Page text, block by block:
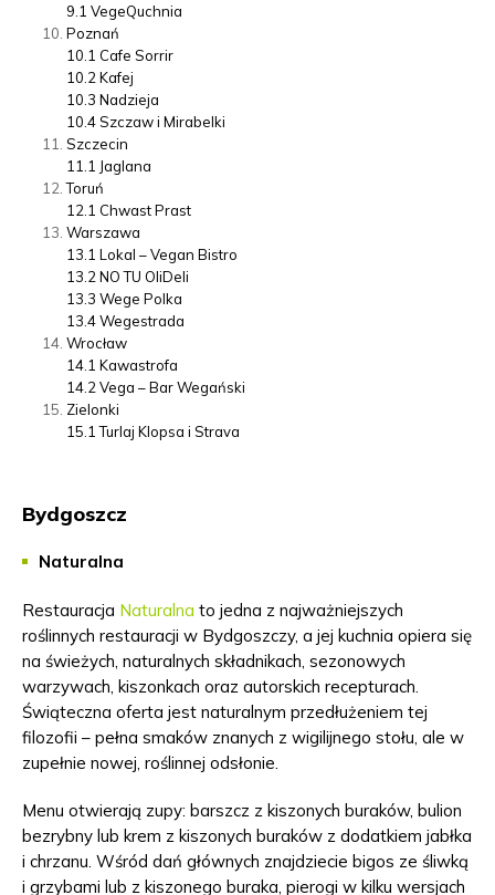
9.1 VegeQuchnia
Poznań
10.1 Cafe Sorrir
10.2 Kafej
10.3 Nadzieja
10.4Szczaw i Mirabelki
Szczecin
11.1 Jaglana
Toruń
12.1 Chwast Prast
Warszawa
13.1 Lokal – Vegan Bistro
13.2 NO TU OliDeli
13.3 Wege Polka
13.4Wegestrada
Wrocław
14.1 Kawastrofa
14.2 Vega – Bar Wegański
Zielonki
15.1Turlaj Klopsa i Strava
Bydgoszcz
Naturalna
Restauracja Naturalna to jedna z najważniejszych
roślinnych restauracji w Bydgoszczy, a jej kuchnia opiera się
na świeżych, naturalnych składnikach, sezonowych
warzywach, kiszonkach oraz autorskich recepturach.
Świąteczna oferta jest naturalnym przedłużeniem tej
filozofii – pełna smaków znanych z wigilijnego stołu, ale w
zupełnie nowej, roślinnej odsłonie.
Menu otwierają zupy: barszcz z kiszonych buraków, bulion
bezrybny lub krem z kiszonych buraków z dodatkiem jabłka
i chrzanu. Wśród dań głównych znajdziecie bigos ze śliwką
i grzybami lub z kiszonego buraka, pierogi w kilku wersjach